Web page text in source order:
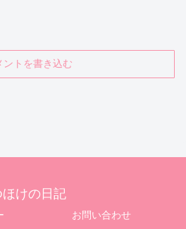
ントを書き込む
ほけの日記
お問い合わせ